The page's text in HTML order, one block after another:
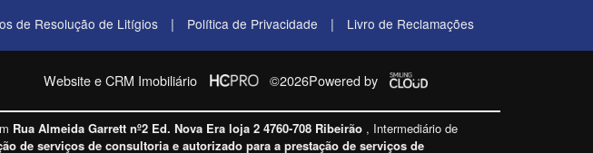
de Resolução de Litígios | Política de Privacidade | Livro de Reclamações
Website e CRM Imobiliário ©2026Powered by
Rua Almeida Garrett nº2 Ed. Nova Era loja 2 4760-708 Ribeirão , Intermediário de
de serviços de consultoria e autorizado para a prestação de serviços de